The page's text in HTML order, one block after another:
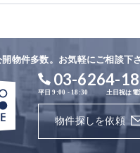
物件多数。お気軽にご相談下さ
03-6264-
平日 9:00 - 18:30 土日祝は電
物件探しを依頼